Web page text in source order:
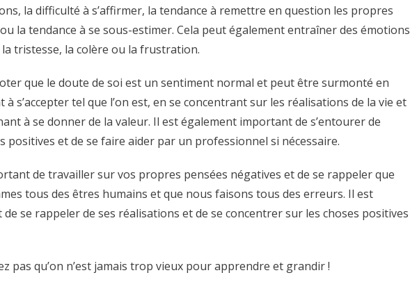
la difficulté à s’affirmer, la tendance à remettre en question les propres
la tendance à se sous-estimer. Cela peut également entraîner des émotions
tristesse, la colère ou la frustration.
que le doute de soi est un sentiment normal et peut être surmonté en
à s’accepter tel que l’on est, en se concentrant sur les réalisations de la vie et
à se donner de la valeur. Il est également important de s’entourer de
positives et de se faire aider par un professionnel si nécessaire.
de travailler sur vos propres pensées négatives et de se rappeler que
tous des êtres humains et que nous faisons tous des erreurs. Il est
se rappeler de ses réalisations et de se concentrer sur les choses positives
pas qu’on n’est jamais trop vieux pour apprendre et grandir !